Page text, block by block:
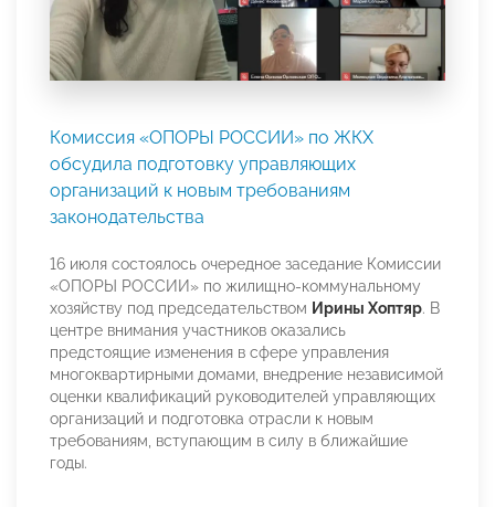
Комиссия «ОПОРЫ РОССИИ» по ЖКХ
обсудила подготовку управляющих
организаций к новым требованиям
законодательства
16 июля состоялось очередное заседание Комиссии
«ОПОРЫ РОССИИ» по жилищно-коммунальному
хозяйству под председательством Ирины Хоптяр. В
центре внимания участников оказались
предстоящие изменения в сфере управления
многоквартирными домами, внедрение независимой
оценки квалификаций руководителей управляющих
организаций и подготовка отрасли к новым
требованиям, вступающим в силу в ближайшие
годы.